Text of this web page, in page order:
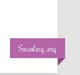
Socioling_org